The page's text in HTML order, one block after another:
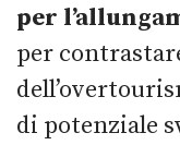
per
per
di potenziale